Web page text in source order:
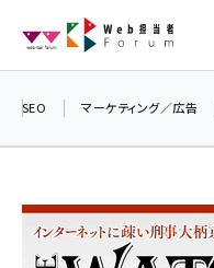
ン
seo (3538)
SEO マーケティング／広告